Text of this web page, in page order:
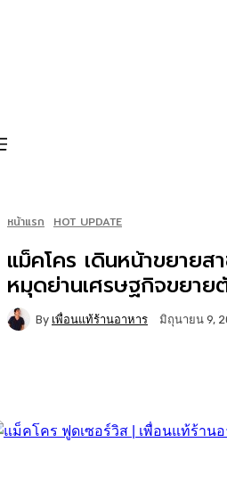
หน้าแรก HOT UPDATE
แม็คโคร เดินหน้าขยาย
หมุดย่านเศรษฐกิจขยาย
By เพื่อนแท้ร้านอาหาร มิถุนายน 9,